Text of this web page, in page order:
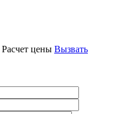
Расчет цены Вызвать